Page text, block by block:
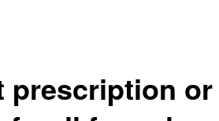
prescription or